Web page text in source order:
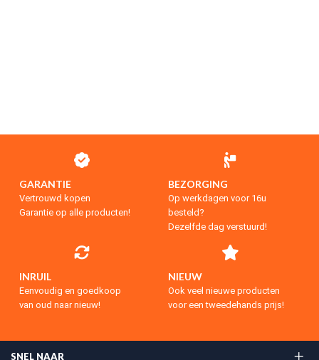
GARANTIE
Vertrouwd kopen
Garantie op alle producten!
BEZORGING
Op werkdagen voor 16u
besteld?
Dezelfde dag verstuurd!
INRUIL
Eenvoudig en goedkoop
van oud naar nieuw!
NIEUW
Ook veel nieuwe producten
voor een tweedehands prijs!
SNEL NAAR